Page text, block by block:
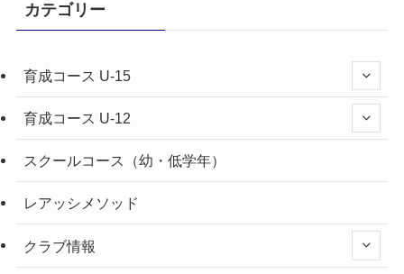
カテゴリー
育成コース U-15
育成コース U-12
スクールコース（幼・低学年）
レアッシメソッド
クラブ情報